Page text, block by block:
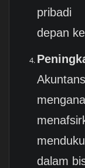
pribadi
depan
dalam